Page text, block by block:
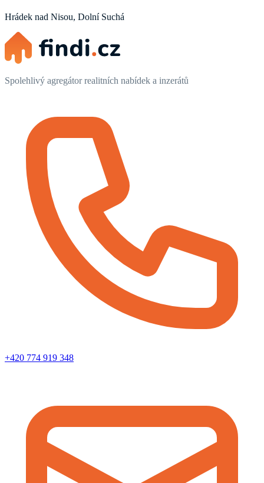
Hrádek nad Nisou, Dolní Suchá
Spolehlivý agregátor realitních nabídek a inzerátů
+420 774 919 348